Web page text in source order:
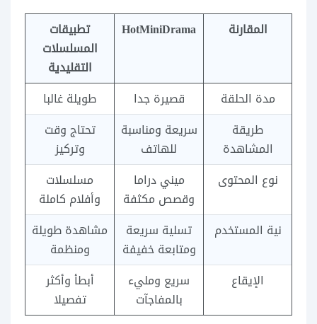
المقارنة HotMiniDrama
تطبيقات
المسلسلات
التقليدية
مدة الحلقة
قصيرة جدا
طويلة غالبا
طريقة
المشاهدة
سريعة ومناسبة
للهاتف
تحتاج وقت
وتركيز
نوع المحتوى
ميني دراما
وقصص مكثفة
مسلسلات
وأفلام كاملة
نية المستخدم
تسلية سريعة
ومتابعة خفيفة
مشاهدة طويلة
ومنظمة
الإيقاع
سريع ومليء
بالمفاجآت
أبطأ وأكثر
تفصيلا